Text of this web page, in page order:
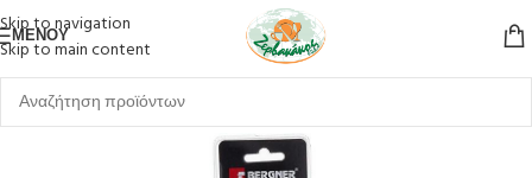
Skip to navigation
Skip to main content
ΜΕΝΟΎ